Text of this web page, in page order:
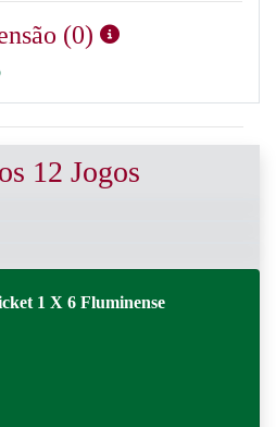
(0)
12 Jogos
1 X 6 Fluminense